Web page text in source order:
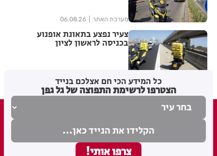
מערכת האתר 06.08.26
צעיר נפצע בתאונת אופנוע
בכניסה לראשון לציון
כל המידע הכי חם אצלכם בנייד
הצטרפו לרשימת התפוצה של גל גפן